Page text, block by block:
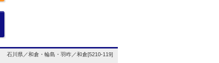
石川県／和倉・輪島・羽咋／和倉[5210-119]